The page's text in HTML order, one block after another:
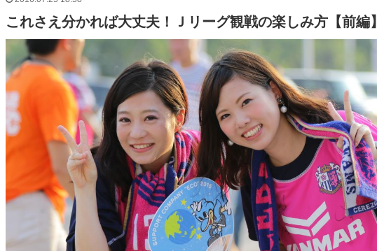
これさえ分かれば大丈夫！Ｊリーグ観戦の楽しみ方【前編】